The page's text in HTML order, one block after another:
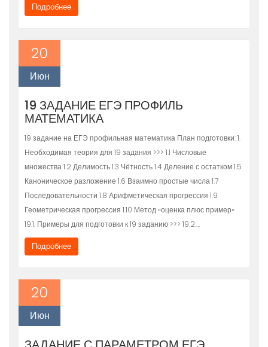
Подробнее
20
Июн
19 ЗАДАНИЕ ЕГЭ ПРОФИЛЬ
МАТЕМАТИКА
19 задание на ЕГЭ профильная математика План подготовки: 1.
Необходимая теория для 19 задания >>> 1.1 Числовые
множества 1.2 Делимость 1.3 Чётность 1.4 Деление с остатком 1.5
Каноническое разложение 1.6 Взаимно простые числа 1.7
Последовательности 1.8 Арифметическая прогрессия 1.9
Геометрическая прогрессия 1.10 Метод «оценка плюс пример»
19.1. Примеры для подготовки к 19 заданию >>> 19.2….
Подробнее
20
Июн